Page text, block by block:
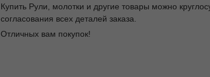
Купить Рули, молотки и другие товары можно
согласования всех деталей заказа.
Отличных вам покупок!